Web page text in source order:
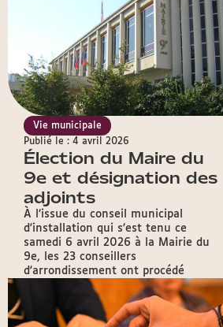
Vie municipale
Publié le : 4 avril 2026
Élection du Maire du
9e et désignation des
adjoints
À l’issue du conseil municipal
d'installation qui s’est tenu ce
samedi 6 avril 2026 à la Mairie du
9e, les 23 conseillers
d'arrondissement ont procédé